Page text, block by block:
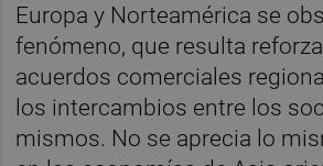
Europa y Norteamérica se
fenómeno, que resulta
acuerdos comerciales
los intercambios entre los
mismos. No se aprecia lo